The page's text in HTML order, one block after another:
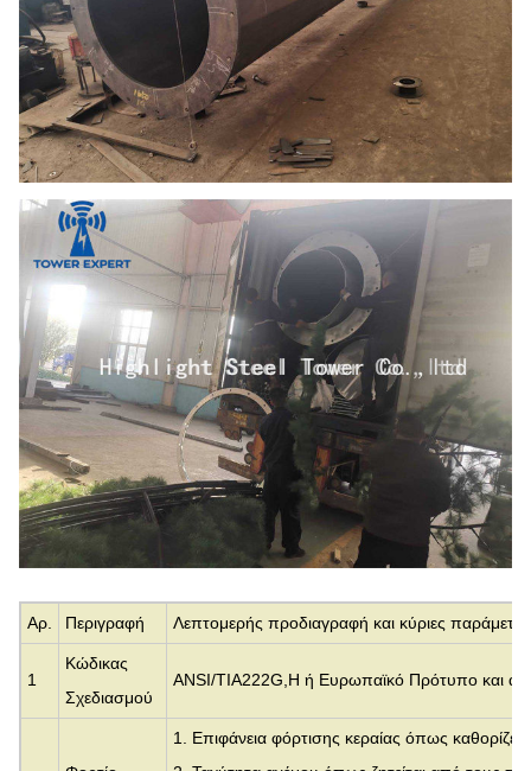
Αρ. Περιγραφή Λεπτομερής προδιαγραφή και κύριες
1
Κώδικας
Σχεδιασμού
ANSI/TIA222G,H ή Ευρωπαϊκό Πρότυπο και
1. Επιφάνεια φόρτισης κεραίας όπως